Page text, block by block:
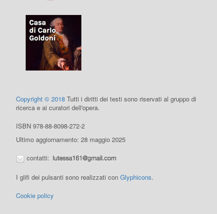
Copyright © 2018 Tutti i diritti dei testi sono riservati al gruppo di
ricerca e ai curatori dell'opera.
ISBN 978-88-8098-272-2
Ultimo aggiornamento: 28 maggio 2025
contatti:
I glifi dei pulsanti sono realizzati conGlyphicons.
Cookie policy